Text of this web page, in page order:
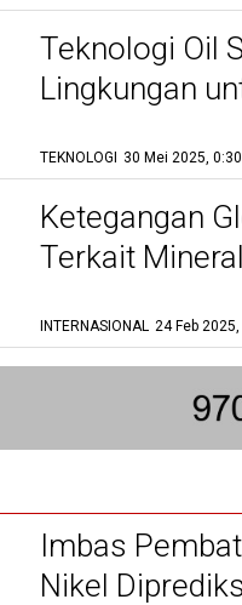
Teknologi Oil
Lingkungan
TEKNOLOGI 30 Mei 2025,
Ketegangan
Terkait
INTERNASIONAL 24 Feb
Imbas
Nikel